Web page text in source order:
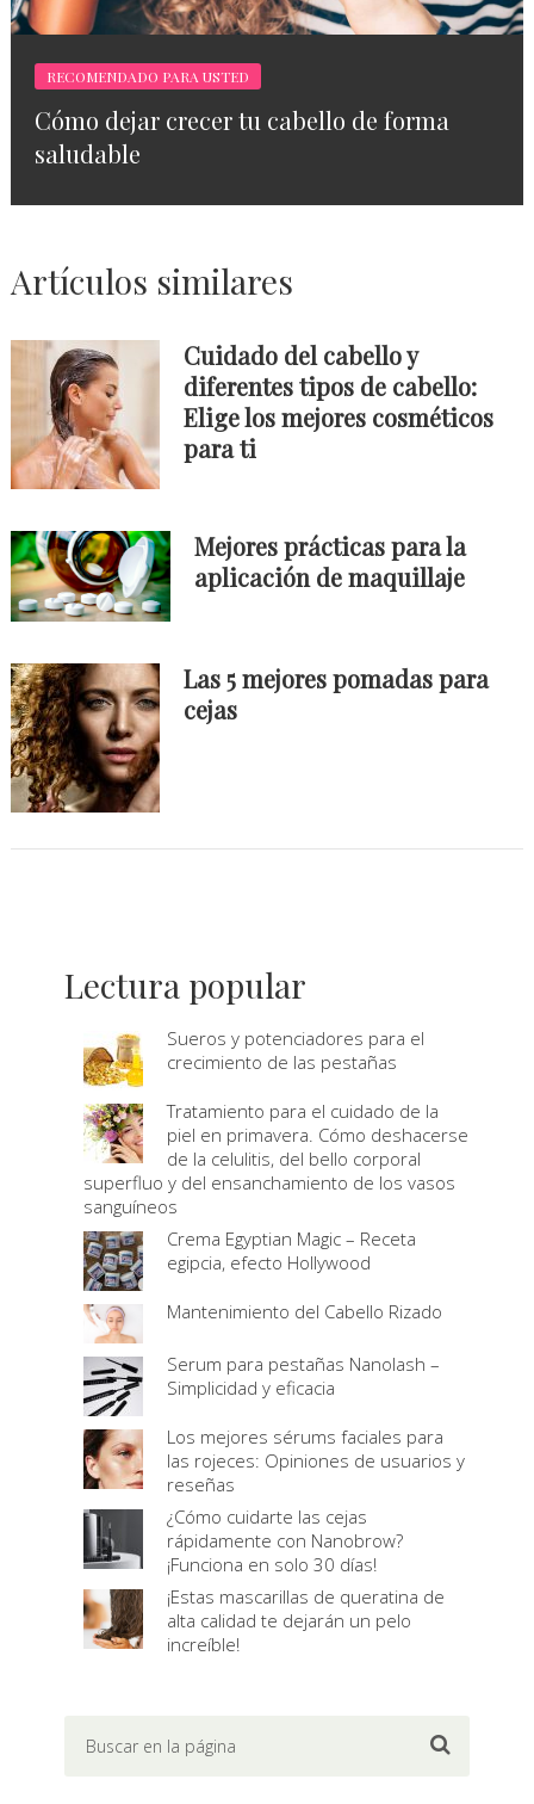
RECOMENDADO PARA USTED
Cómo dejar crecer tu cabello de forma
saludable
Artículos similares
Cuidado del cabello y
diferentes tipos de cabello:
Elige los mejores cosméticos
para ti
Mejores prácticas para la
aplicación de maquillaje
Las 5 mejores pomadas para
cejas
Lectura popular
Sueros y potenciadores para el
crecimiento de las pestañas
Tratamiento para el cuidado de la
piel en primavera. Cómo deshacerse
de la celulitis, del bello corporal
superfluo y del ensanchamiento de los vasos
sanguíneos
Crema Egyptian Magic – Receta
egipcia, efecto Hollywood
Mantenimiento del Cabello Rizado
Serum para pestañas Nanolash –
Simplicidad y eficacia
Los mejores sérums faciales para
las rojeces: Opiniones de usuarios y
reseñas
¿Cómo cuidarte las cejas
rápidamente con Nanobrow?
¡Funciona en solo 30 días!
¡Estas mascarillas de queratina de
alta calidad te dejarán un pelo
increíble!